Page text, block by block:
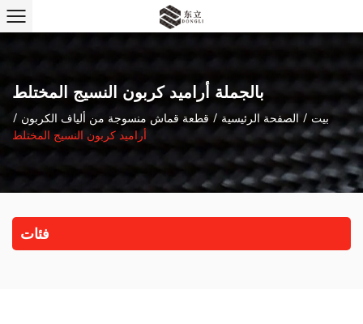
بالجملة أراميد كربون النسيج المختلط
بيت /الصفحة الرئيسية / قطعة قماش منسوجة من ألياف الكربون /
أراميد كربون النسيج المختلط
فئات